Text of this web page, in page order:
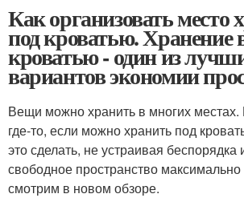
Как организовать место
под кроватью. Хранение
кроватью - один из
вариантов экономии
Вещи можно хранить в многих местах.
где-то, если можно хранить под
это сделать, не устраивая беспорядка
свободное пространство
смотрим в новом обзоре.